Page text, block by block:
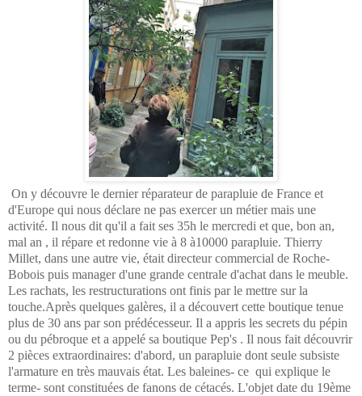
On y découvre le dernier réparateur de parapluie de France et
d'Europe qui nous déclare ne pas exercer un métier mais une
activité. Il nous dit qu'il a fait ses 35h le mercredi et que, bon an,
mal an , il répare et redonne vie à 8 à10000 parapluie. Thierry
Millet, dans une autre vie, était directeur commercial de Roche-
Bobois puis manager d'une grande centrale d'achat dans le meuble.
Les rachats, les restructurations ont finis par le mettre sur la
touche.Après quelques galères, il a découvert cette boutique tenue
plus de 30 ans par son prédécesseur. Il a appris les secrets du pépin
ou du pébroque et a appelé sa boutique Pep's . Il nous fait découvrir
2 pièces extraordinaires: d'abord, un parapluie dont seule subsiste
l'armature en très mauvais état. Les baleines- ce qui explique le
terme- sont constituées de fanons de cétacés. L'objet date du 19ème